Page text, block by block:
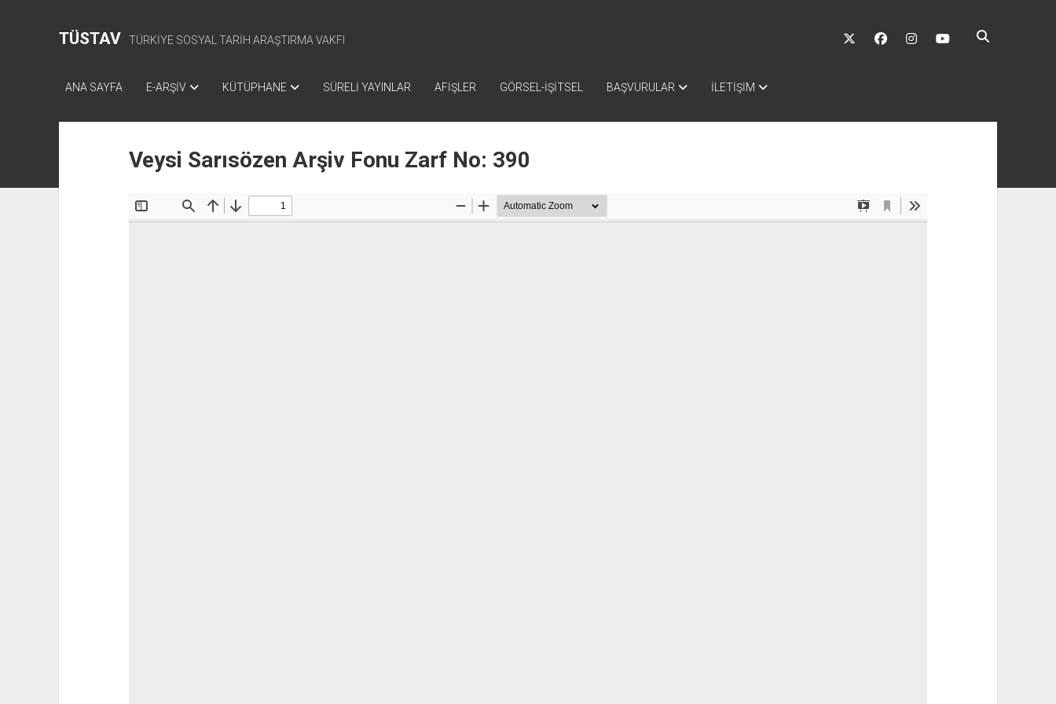
TÜSTAV TÜRKİYE SOSYAL TARİH ARAŞTIRMA VAKFI
twitter facebookinstagramyoutube
ANA SAYFA E-ARŞİV KÜTÜPHANE SÜRELİ YAYINLAR AFİŞLER GÖRSEL-İŞİTSEL BAŞVURULAR İLETİŞİM
Veysi Sarısözen Arşiv Fonu Zarf No: 390